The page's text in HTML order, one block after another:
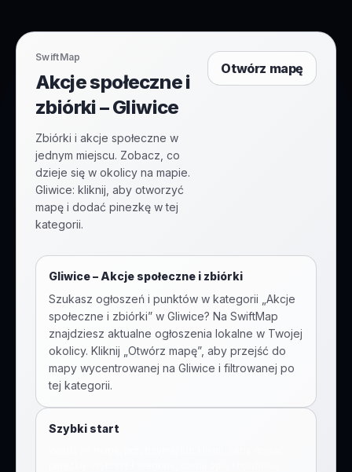
SwiftMap
Akcje społeczne i
zbiórki – Gliwice
Zbiórki i akcje społeczne w
jednym miejscu. Zobacz, co
dzieje się w okolicy na mapie.
Gliwice: kliknij, aby otworzyć
mapę i dodać pinezkę w tej
kategorii.
Otwórz mapę
Gliwice– Akcje społeczne i zbiórki
Szukasz ogłoszeń i punktów w kategorii „ Akcje
społeczne i zbiórki” w Gliwice? Na SwiftMap
znajdziesz aktualne ogłoszenia lokalne w Twojej
okolicy. Kliknij „Otwórz mapę”, aby przejść do
mapy wycentrowanej na Gliwice i filtrowanej po
tej kategorii.
Szybki start